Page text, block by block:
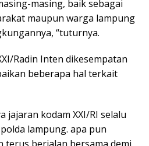
masing, baik sebagai
maupun warga lampung
“tuturnya.
Radin Inten dikesempatan
beberapa hal terkait
jajaran kodam XXI/RI selalu
lampung. apa pun